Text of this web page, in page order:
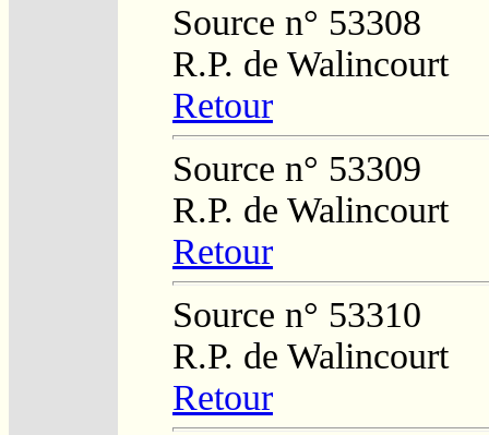
Source n° 53308
R.P. de Walincourt
Retour
Source n° 53309
R.P. de Walincourt
Retour
Source n° 53310
R.P. de Walincourt
Retour